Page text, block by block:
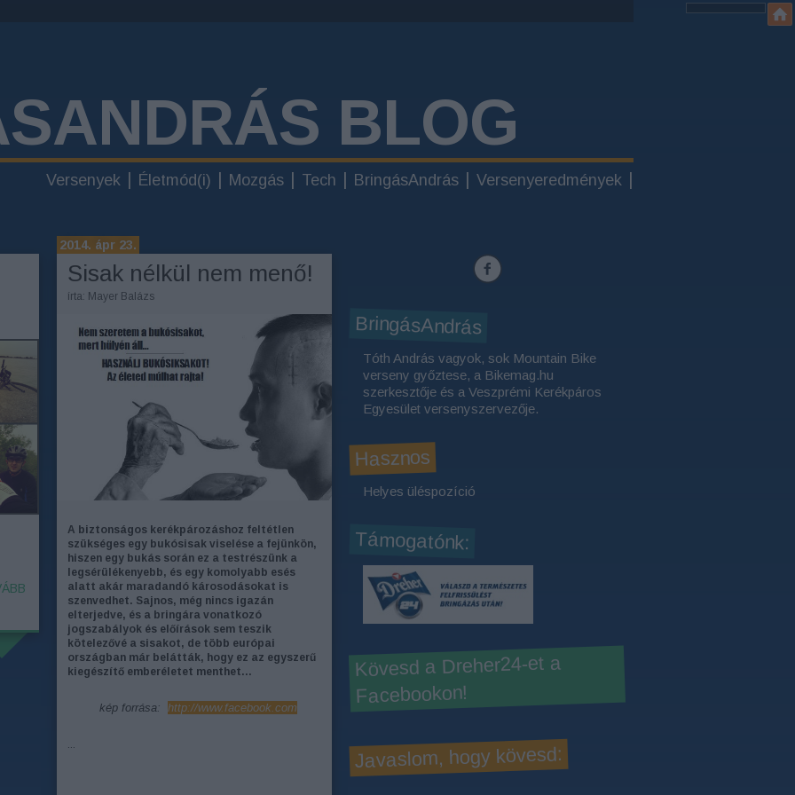
BLOG
Versenyek Életmód(i) Mozgás Tech BringásAndrás Versenyeredmények
2014. ápr 23.
Sisak nélkül nem menő!
írta: Mayer Balázs
A biztonságos kerékpározáshoz feltétlen
szükséges egy bukósisak viselése a fejünkön,
hiszen egy bukás során ez a testrészünk a
legsérülékenyebb, és egy komolyabb esés
alatt akár maradandó károsodásokat is
szenvedhet. Sajnos, még nincs igazán
elterjedve, és a bringára vonatkozó
jogszabályok és előírások sem teszik
kötelezővé a sisakot, de több európai
országban már belátták, hogy ez az egyszerű
kiegészítő emberéletet menthet…
kép forrása: http://www.facebook.com
...
BringásAndrás
Tóth András vagyok, sok Mountain Bike
verseny győztese, a Bikemag.hu
szerkesztője és a Veszprémi Kerékpáros
Egyesület versenyszervezője.
Hasznos
Helyes üléspozíció
Támogatónk:
Kövesd a Dreher24-et a
Facebookon!
Javaslom, hogy kövesd: